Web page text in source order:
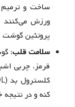
ساخت و ترمیم
ورزش می‌کنند
پروتئین گوشت
سلامت قلب:
قرمز، چربی
کنه و در